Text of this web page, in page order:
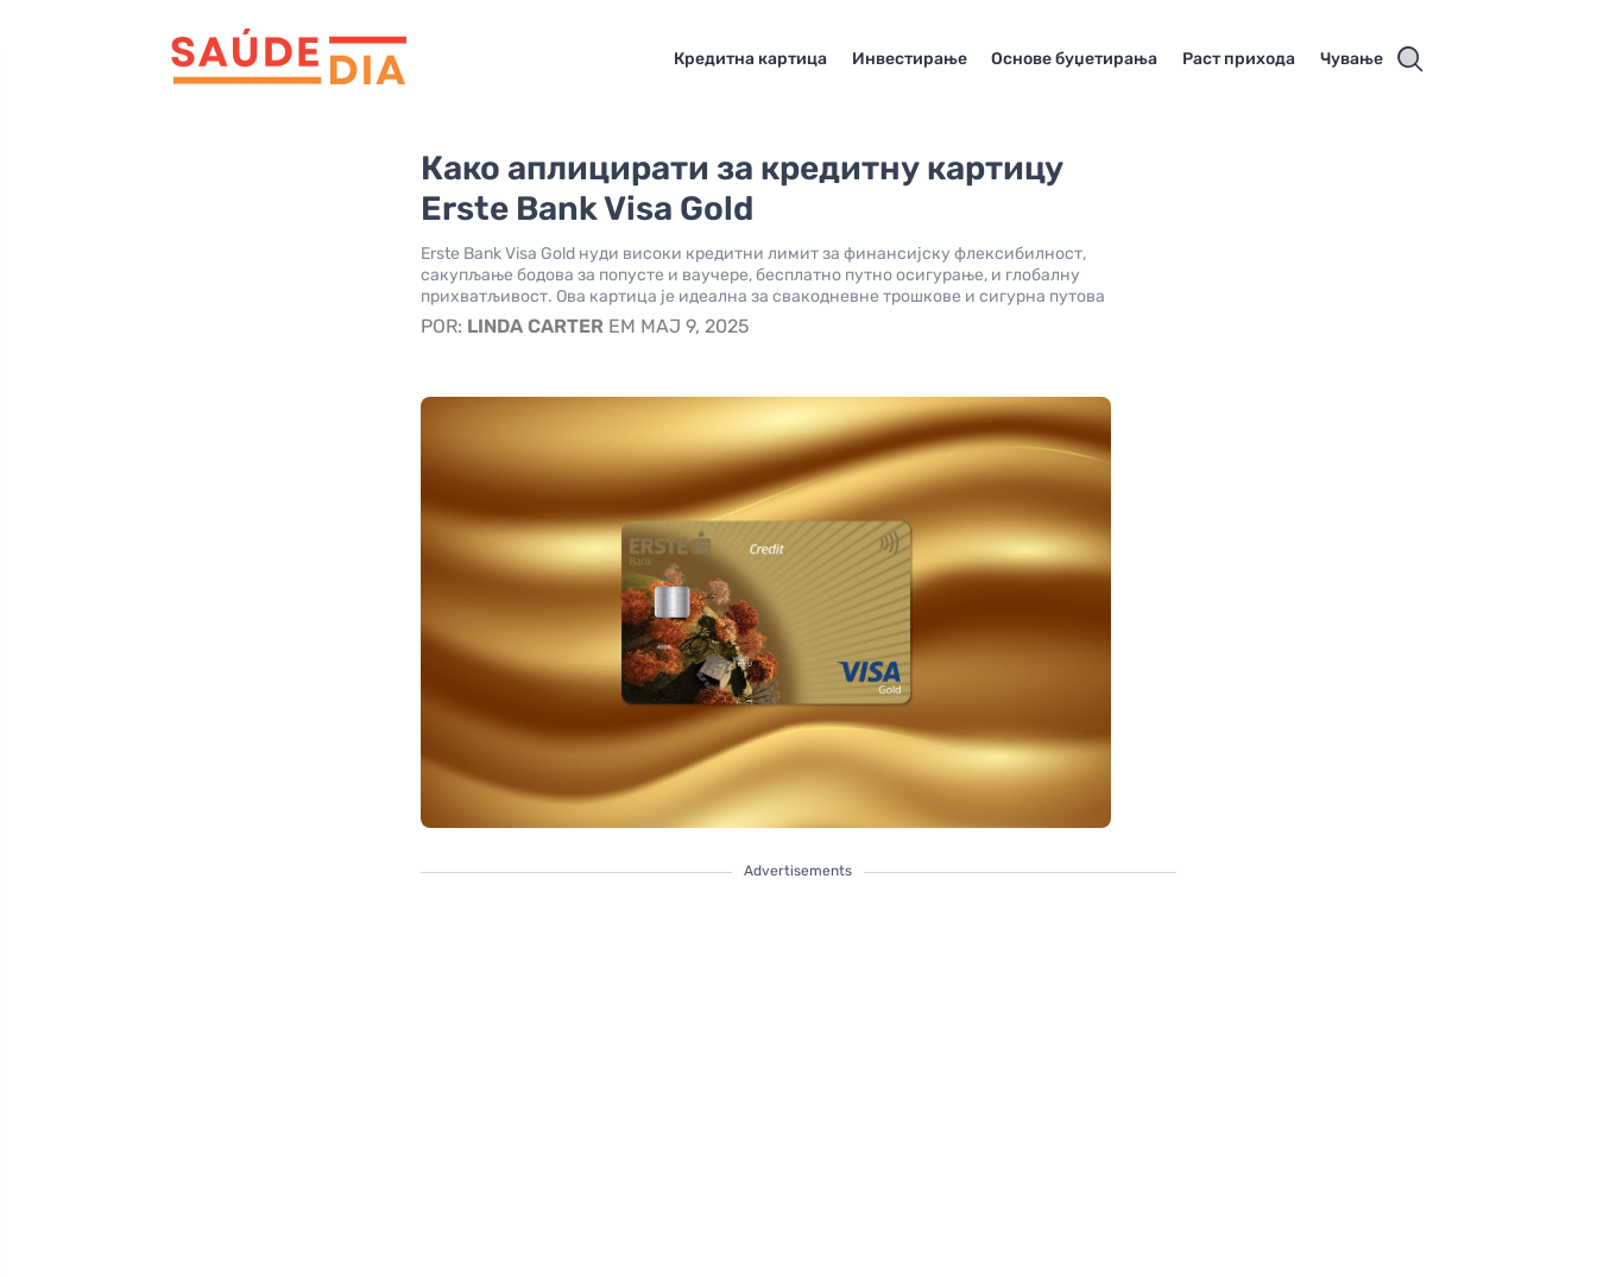
Кредитна картица Инвестирање Основе буџетирања Раст прихода Чување
Како аплицирати за кредитну картицу
Erste Bank Visa Gold
Erste Bank Visa Gold нуди високи кредитни лимит за финансијску флексибилност,
сакупљање бодова за попусте и ваучере, бесплатно путно осигурање, и глобалну
прихватљивост. Ова картица је идеална за свакодневне трошкове и сигурна путова
POR: LINDA CARTER EM МАЈ 9, 2025
Advertisements